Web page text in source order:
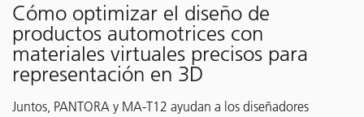
Cómo optimizar el diseño de
productos automotrices con
materiales virtuales precisos para
representación en 3D
Juntos, PANTORA y MA-T12 ayudan a los diseñadores